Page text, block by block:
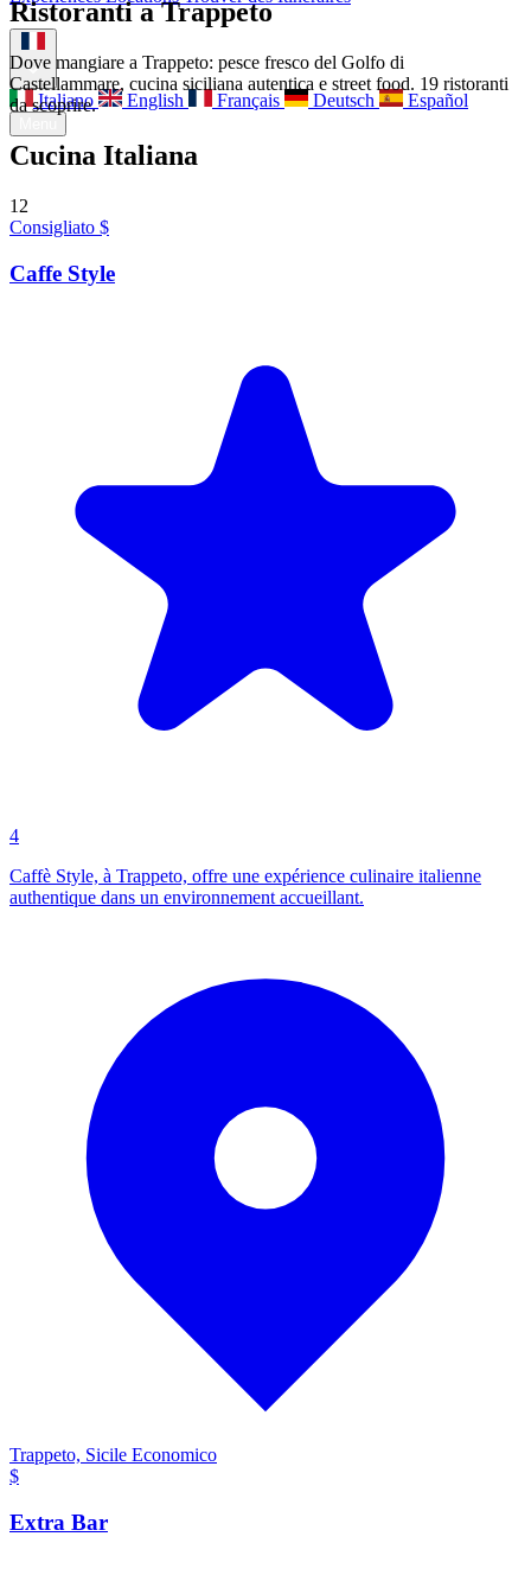
À proposContact
Italiano English Français Deutsch Español
Ristoranti a Trappeto
Dove mangiare a Trappeto: pesce fresco del Golfo di
Castellammare, cucina siciliana autentica e street food. 19 ristoranti
da scoprire.
Cucina Italiana
12
Consigliato $
Caffe Style
4
Caffè Style, à Trappeto, offre une expérience culinaire italienne
authentique dans un environnement accueillant.
Trappeto, Sicile Economico
$
Extra Bar